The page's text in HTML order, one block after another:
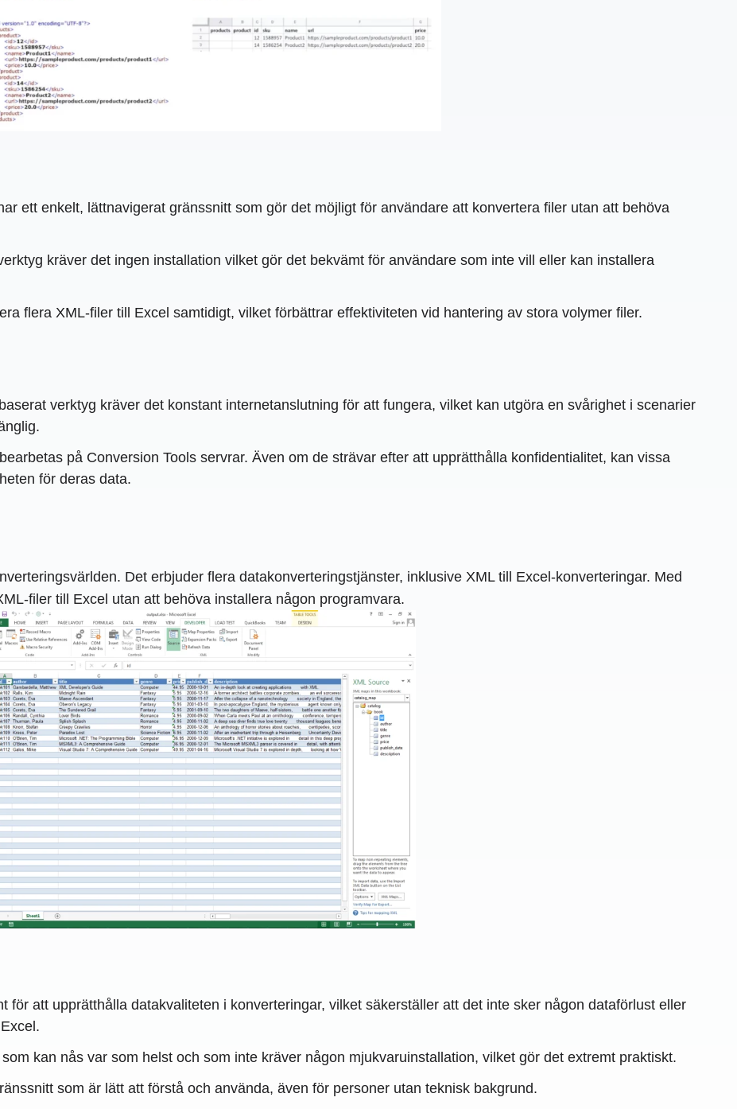
ett enkelt, lättnavigerat gränssnitt som gör det möjligt för användare att konvertera filer utan att behöva
kräver det ingen installation vilket gör det bekvämt för användare som inte vill eller kan installera
flera XML-filer till Excel samtidigt, vilket förbättrar effektiviteten vid hantering av stora volymer filer.
verktyg kräver det konstant internetanslutning för att fungera, vilket kan utgöra en svårighet i scenarier
på Conversion Tools servrar. Även om de strävar efter att upprätthålla konfidentialitet, kan vissa
för deras data.
Det erbjuder flera datakonverteringstjänster, inklusive XML till Excel-konverteringar. Med
filer till Excel utan att behöva installera någon programvara.
för att upprätthålla datakvaliteten i konverteringar, vilket säkerställer att det inte sker någon dataförlust eller
kan nås var som helst och som inte kräver någon mjukvaruinstallation, vilket gör det extremt praktiskt.
som är lätt att förstå och använda, även för personer utan teknisk bakgrund.